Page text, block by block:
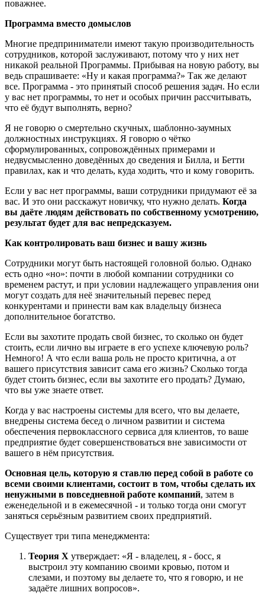
поважнее.
Программа вместо домыслов
Многие предприниматели имеют такую производительность
сотрудников, которой заслуживают, потому что у них нет
никакой реальной Программы. Прибывая на новую работу, вы
ведь спрашиваете: «Ну и какая программа?» Так же делают
все. Программа - это принятый способ решения задач. Но если
у вас нет программы, то нет и особых причин рассчитывать,
что её будут выполнять, верно?
Я не говорю о смертельно скучных, шаблонно-заумных
должностных инструкциях. Я говорю о чётко
сформулированных, сопровождённых примерами и
недвусмысленно доведённых до сведения и Билла, и Бетти
правилах, как и что делать, куда ходить, что и кому говорить.
Если у вас нет программы, ваши сотрудники придумают её за
вас. И это они расскажут новичку, что нужно делать. Когда
вы даёте людям действовать по собственному усмотрению,
результат будет для вас непредсказуем.
Как контролировать ваш бизнес и вашу жизнь
Сотрудники могут быть настоящей головной болью. Однако
есть одно «но»: почти в любой компании сотрудники со
временем растут, и при условии надлежащего управления они
могут создать для неё значительный перевес перед
конкурентами и принести вам как владельцу бизнеса
дополнительное богатство.
Если вы захотите продать свой бизнес, то сколько он будет
стоить, если лично вы играете в его успехе ключевую роль?
Немного! А что если ваша роль не просто критична, а от
вашего присутствия зависит сама его жизнь? Сколько тогда
будет стоить бизнес, если вы захотите его продать? Думаю,
что вы уже знаете ответ.
Когда у вас настроены системы для всего, что вы делаете,
внедрены система бесед о личном развитии и система
обеспечения первоклассного сервиса для клиентов, то ваше
предприятие будет совершенствоваться вне зависимости от
вашего в нём присутствия.
Основная цель, которую я ставлю перед собой в работе со
всеми своими клиентами, состоит в том, чтобы сделать их
ненужными в повседневной работе компаний, затем в
еженедельной и в ежемесячной - и только тогда они смогут
заняться серьёзным развитием своих предприятий.
Существует три типа менеджмента:
Теория X утверждает: «Я - владелец, я - босс, я
выстроил эту компанию своими кровью, потом и
слезами, и поэтому вы делаете то, что я говорю, и не
задаёте лишних вопросов».